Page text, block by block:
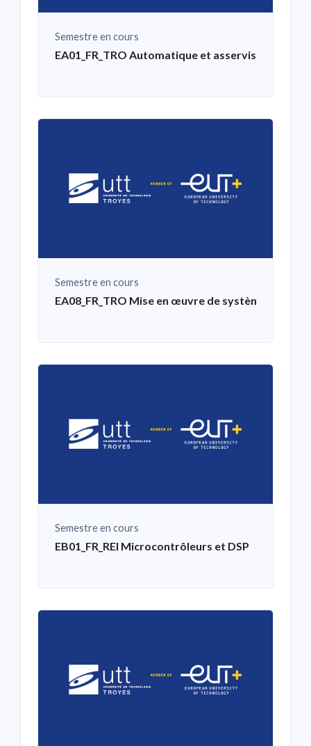
Semestre en cours
EA01_FR_TRO Automatique et asservissement
Semestre en cours
EA08_FR_TRO Mise en œuvre de systèmes
Semestre en cours
EB01_FR_REI Microcontrôleurs et DSP